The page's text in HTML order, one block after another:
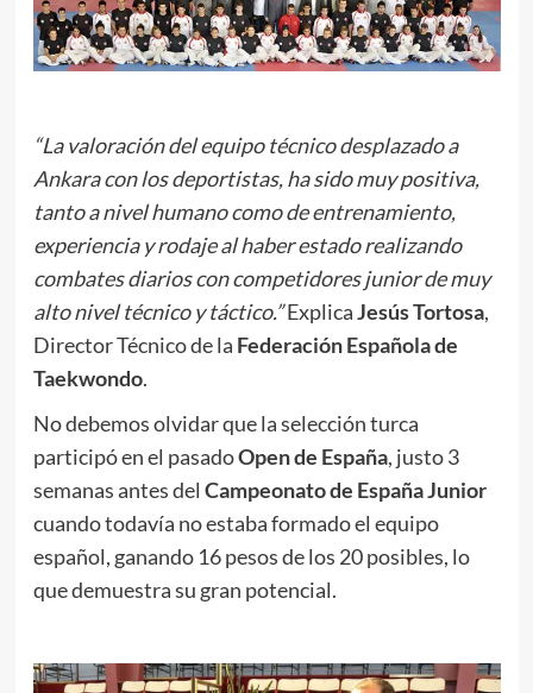
“La valoración del equipo técnico desplazado a
Ankara con los deportistas, ha sido muy positiva,
tanto a nivel humano como de entrenamiento,
experiencia y rodaje al haber estado realizando
combates diarios con competidores junior de muy
alto nivel técnico y táctico.”ExplicaJesús Tortosa,
Director Técnico de la Federación Española de
Taekwondo.
No debemos olvidar que la selección turca
participó en el pasadoOpen de España, justo 3
semanas antes del Campeonato de España Junior
cuando todavía no estaba formado el equipo
español, ganando 16 pesos de los 20 posibles, lo
que demuestra su gran potencial.